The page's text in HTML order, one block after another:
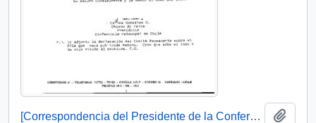
[Correspondencia del Presidente de la Conferencia Episcopal de Chile dirigida al Presidente Patricio Aylwin]